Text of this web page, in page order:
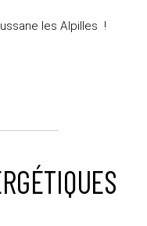
les Alpilles !